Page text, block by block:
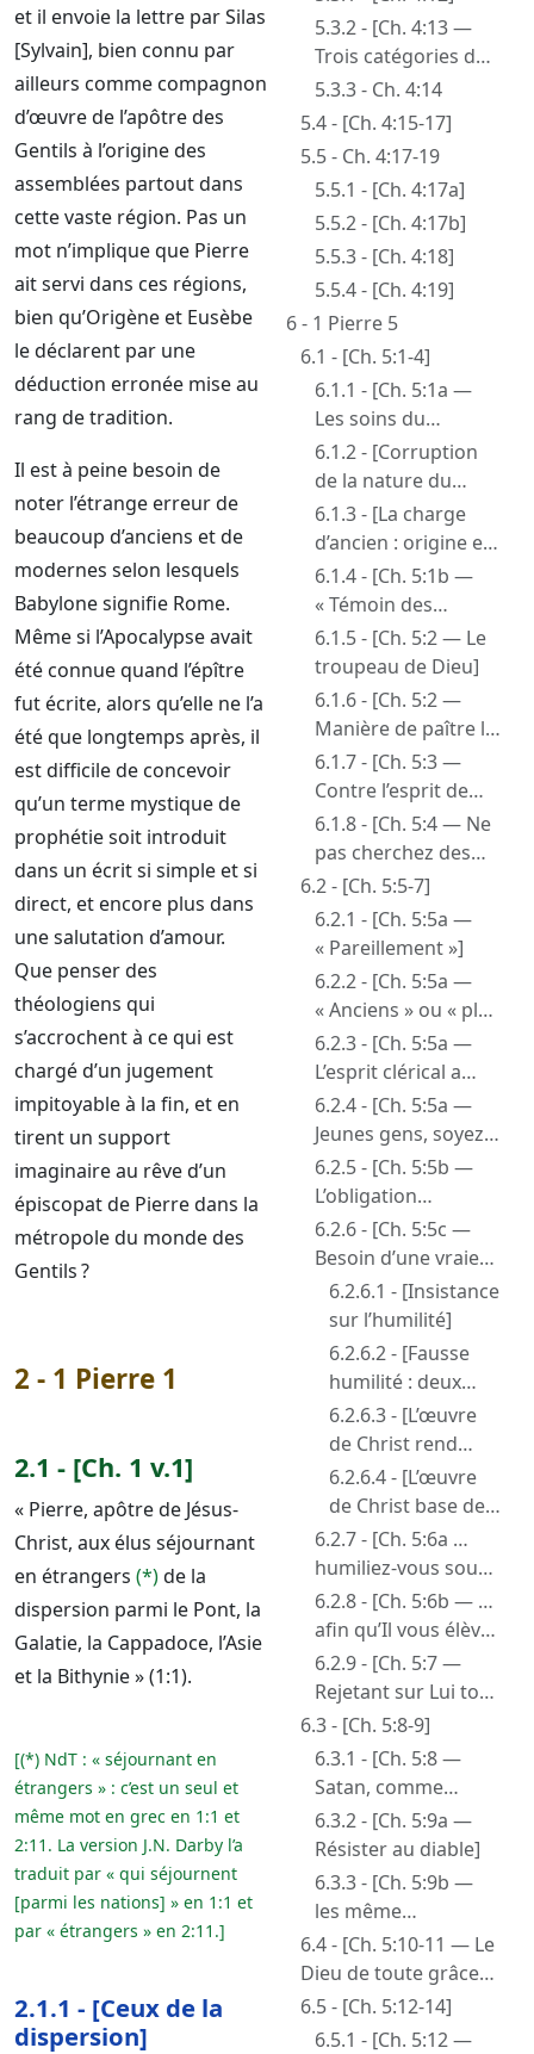
et il envoie la lettre par Silas
[Sylvain], bien connu par
ailleurs comme compagnon
d’œuvre de l’apôtre des
Gentils à l’origine des
assemblées partout dans
cette vaste région. Pas un
mot n’implique que Pierre
ait servi dans ces régions,
bien qu’Origène et Eusèbe
le déclarent par une
déduction erronée mise au
rang de tradition.
Il est à peine besoin de
noter l’étrange erreur de
beaucoup d’anciens et de
modernes selon lesquels
Babylone signifie Rome.
Même si l’Apocalypse avait
été connue quand l’épître
fut écrite, alors qu’elle ne l’a
été que longtemps après, il
est difficile de concevoir
qu’un terme mystique de
prophétie soit introduit
dans un écrit si simple et si
direct, et encore plus dans
une salutation d’amour.
Que penser des
théologiens qui
s’accrochent à ce qui est
chargé d’un jugement
impitoyable à la fin, et en
tirent un support
imaginaire au rêve d’un
épiscopat de Pierre dans la
métropole du monde des
Gentils ?
2 - 1 Pierre 1
2.1 - [Ch. 1 v.1]
« Pierre, apôtre de Jésus-
Christ, aux élus séjournant
en étrangers (*)de la
dispersion parmi le Pont, la
Galatie, la Cappadoce, l’Asie
et la Bithynie » (1:1).
[(*) NdT : « séjournant en
étrangers » : c’est un seul et
même mot en grec en 1:1 et
2:11. La version J.N. Darby l’a
traduit par « qui séjournent
[parmi les nations] » en 1:1 et
par « étrangers » en 2:11.]
2.1.1 - [Ceux de la
dispersion]
5.3.2 - [Ch. 4:13 —
Trois catégories de
souffrances]
5.3.3 - Ch. 4:14
5.4 - [Ch. 4:15-17]
5.5 - Ch. 4:17-19
5.5.1 - [Ch. 4:17a]
5.5.2 - [Ch. 4:17b]
5.5.3 - [Ch. 4:18]
5.5.4 - [Ch. 4:19]
6 - 1 Pierre 5
6.1 - [Ch. 5:1-4]
6.1.1 - [Ch. 5:1a —
Les soins du
troupeau avaient
été confiés à Pierre]
6.1.2 - [Corruption
de la nature du
service et du
caractère de
serviteur]
6.1.3 - [La charge
d’ancien : origine et
déviation loin de la
Parole de Dieu]
6.1.4 - [Ch. 5:1b —
« Témoin des
souffrances de
Christ, et ayant part
à la gloire qui va
être révélée »]
6.1.5 - [Ch. 5:2 — Le
troupeau de Dieu]
6.1.6 - [Ch. 5:2 —
Manière de paître le
troupeau]
6.1.7 - [Ch. 5:3 —
Contre l’esprit de
domination]
6.1.8 - [Ch. 5:4 — Ne
pas cherchez des
récompenses
terrestres]
6.2 - [Ch. 5:5-7]
6.2.1 - [Ch. 5:5a —
« Pareillement »]
6.2.2 - [Ch. 5:5a —
« Anciens » ou « plus
âgés » ?]
6.2.3 - [Ch. 5:5a —
L’esprit clérical a
remplacé les
anciens par des
évêques]
6.2.4 - [Ch. 5:5a —
Jeunes gens, soyez
soumis aux anciens]
6.2.5 - [Ch. 5:5b —
L’obligation
d’humilité]
6.2.6 - [Ch. 5:5c —
Besoin d’une vraie
humilité. Ce qu’elle
est, comment on y
accède]
6.2.6.1 - [Insistance
sur l’humilité]
6.2.6.2 - [Fausse
humilité : deux
manières de
s’égarer]
6.2.6.3 - [L’œuvre
de Christ rend
parfait sans nos
œuvres]
6.2.6.4 - [L’œuvre
de Christ base de
l’humilité
chrétienne. En
avoir fini avec le
Moi]
6.2.7 - [Ch. 5:6a …
humiliez-vous sous
la puissante main de
Dieu…]
6.2.8 - [Ch. 5:6b — …
afin qu’Il vous élève
quand le temps sera
venu…]
6.2.9 - [Ch. 5:7 —
Rejetant sur Lui tout
votre souci]
6.3 - [Ch. 5:8-9]
6.3.1 - [Ch. 5:8 —
Satan, comme
puissance du mal,
dans les différentes
épitres]
6.3.2 - [Ch. 5:9a —
Résister au diable]
6.3.3 - [Ch. 5:9b —
les même
souffrances dans les
frères dans le
monde]
6.4 - [Ch. 5:10-11 — Le
Dieu de toute grâce…
vous établira…]
6.5 - [Ch. 5:12-14]
6.5.1 - [Ch. 5:12 —